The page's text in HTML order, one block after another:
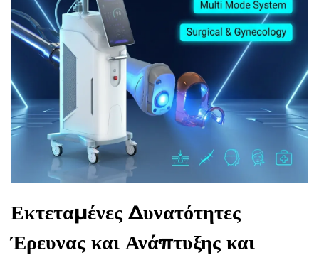
Εκτεταμένες Δυνατότητες
Έρευνας και Ανάπτυξης και